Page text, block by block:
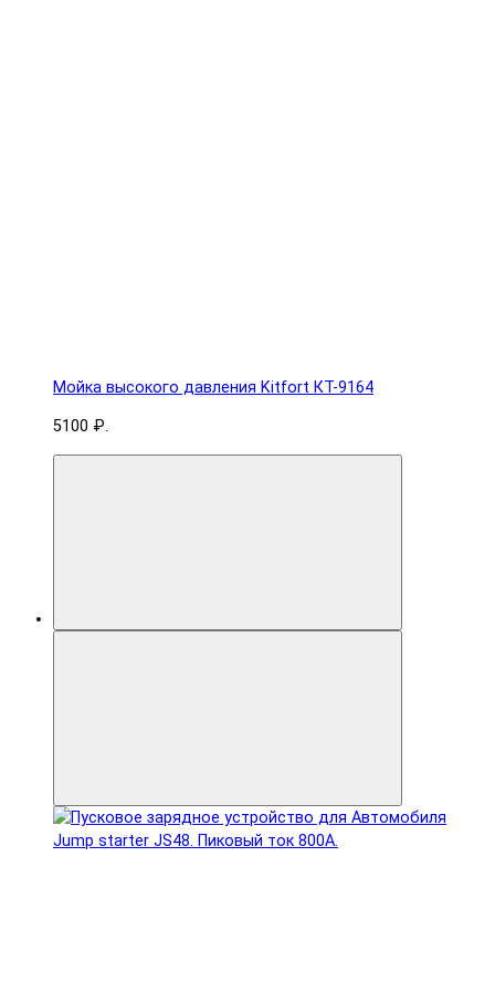
Мойка высокого давления Kitfort КТ-9164
5100 ₽.